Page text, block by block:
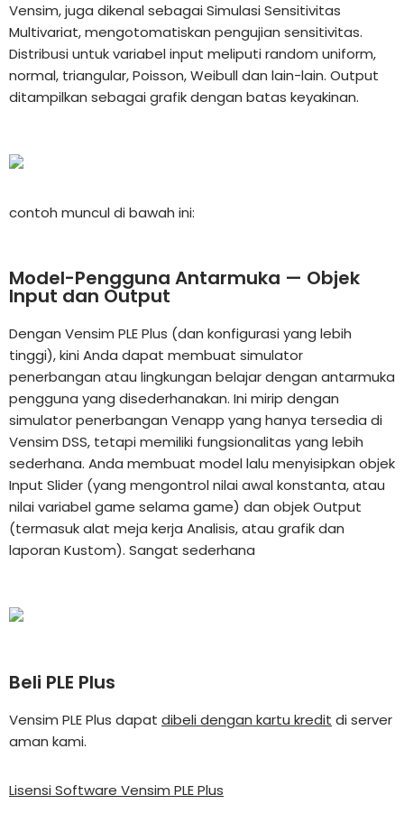
Vensim, juga dikenal sebagai Simulasi Sensitivitas
Multivariat, mengotomatiskan pengujian sensitivitas.
Distribusi untuk variabel input meliputi random uniform,
normal, triangular, Poisson, Weibull dan lain-lain. Output
ditampilkan sebagai grafik dengan batas keyakinan.
contoh muncul di bawah ini:
Model-Pengguna Antarmuka — Objek
Input dan Output
Dengan Vensim PLE Plus (dan konfigurasi yang lebih
tinggi), kini Anda dapat membuat simulator
penerbangan atau lingkungan belajar dengan antarmuka
pengguna yang disederhanakan. Ini mirip dengan
simulator penerbangan Venapp yang hanya tersedia di
Vensim DSS, tetapi memiliki fungsionalitas yang lebih
sederhana. Anda membuat model lalu menyisipkan objek
Input Slider (yang mengontrol nilai awal konstanta, atau
nilai variabel game selama game) dan objek Output
(termasuk alat meja kerja Analisis, atau grafik dan
laporan Kustom). Sangat sederhana
Beli PLE Plus
Vensim PLE Plus dapat dibeli dengan kartu kredit di server
aman kami.
Lisensi Software Vensim PLE Plus